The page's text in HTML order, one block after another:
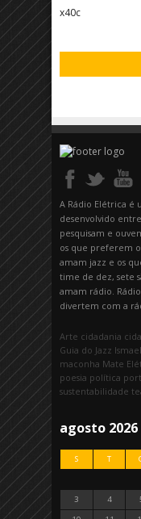
x40c
A Rádio Elétrica é
desenvolvido
pesquisam e
os que preferem
amam jazz e os
time de dez, sete
amam rádio.
divertem com a
Arte cidadania
Guia do Jazz
maconha Mate
poesia política
sustentabilidade
agosto 2026
S T
3
4